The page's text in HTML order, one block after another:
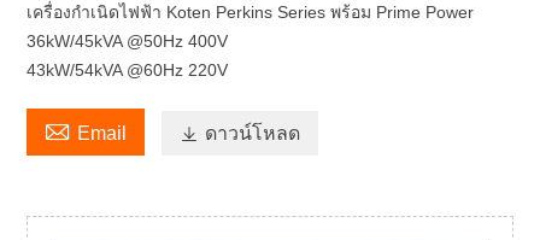
เครื่องกำเนิดไฟฟ้า Koten Perkins Series พร้อม Prime Power
36kW/45kVA @50Hz 400V
43kW/54kVA @60Hz 220V
 Email  ดาวน์โหลด